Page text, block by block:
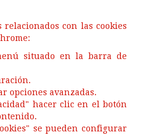
con las cookies
situado en la barra de
opciones avanzadas.
hacer clic en el botón
se pueden configurar